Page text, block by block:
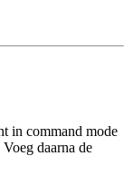
in command mode
Voeg daarna de